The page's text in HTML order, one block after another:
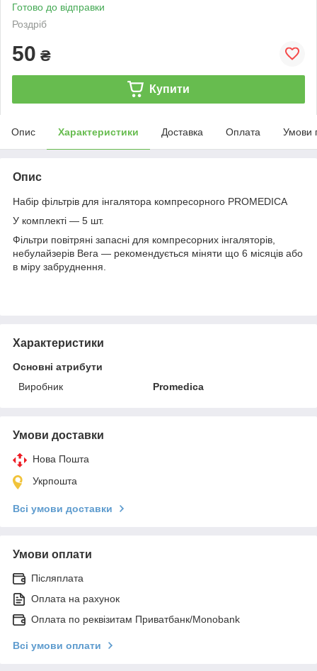
Готово до відправки
Роздріб
50 ₴
Купити
Опис Характеристики Доставка Оплата Умови
Опис
Набір фільтрів для інгалятора компресорного PROMEDICA
У комплекті — 5 шт.
Фільтри повітряні запасні для компресорних інгаляторів,
небулайзерів Вега — рекомендується міняти що 6 місяців або
в міру забруднення.
Характеристики
Основні атрибути
Виробник
Promedica
Умови доставки
Нова Пошта
Укрпошта
Всі умови доставки
Умови оплати
Післяплата
Оплата на рахунок
Оплата по реквізитам Приватбанк/Monobank
Всі умови оплати